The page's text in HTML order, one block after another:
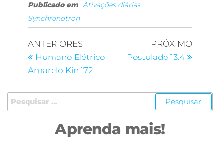
Publicado em Ativações diárias
Synchronotron
ANTERIORES
Humano Elétrico
Amarelo Kin 172
PRÓXIMO
Postulado 13.4
Aprenda mais!